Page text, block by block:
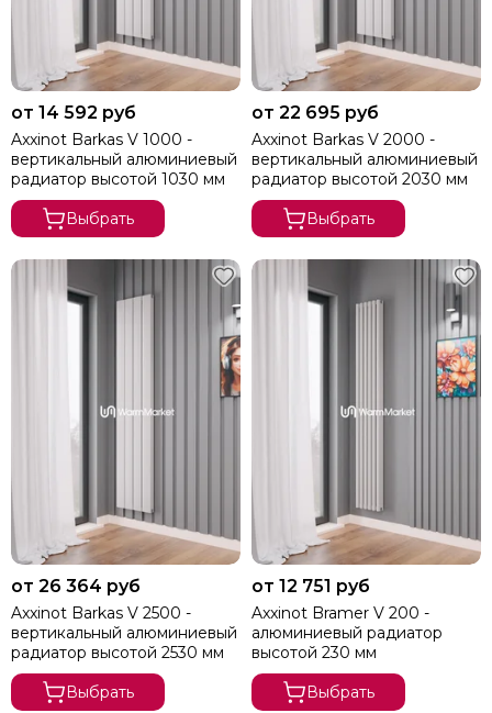
от 14 592 руб
Axxinot Barkas V 1000 -
вертикальный алюминиевый
радиатор высотой 1030 мм
Выбрать
от 22 695 руб
Axxinot Barkas V 2000 -
вертикальный алюминиевый
радиатор высотой 2030 мм
Выбрать
от 26 364 руб
Axxinot Barkas V 2500 -
вертикальный алюминиевый
радиатор высотой 2530 мм
Выбрать
от 12 751 руб
Axxinot Bramer V 200 -
алюминиевый радиатор
высотой 230 мм
Выбрать